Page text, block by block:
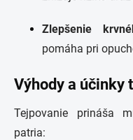
Zlepšenie
pomáha pri
Výhody a účinky
Tejpovanie prináša
patria: